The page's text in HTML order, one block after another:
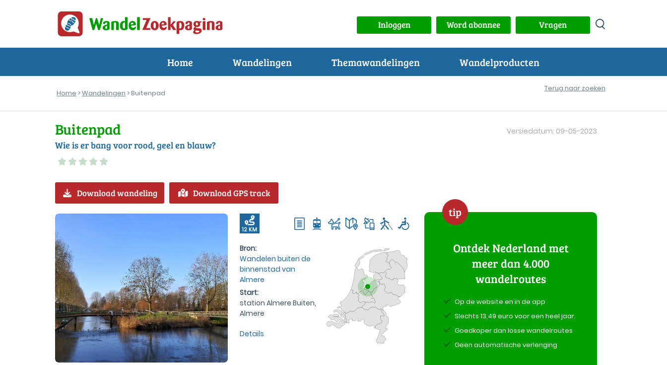
Inloggen Word abonnee Vragen
Home Wandelingen Themawandelingen Wandelproducten
Home >Wandelingen > Buitenpad
Terug naar zoeken
Buitenpad
Wie is er bang voor rood, geel en blauw?
Versiedatum: 09-05-2023
Download wandeling Download GPS track
12 KM
Bron:
Wandelen buiten de
binnenstad van
Almere
Start:
station Almere Buiten,
Almere
Details
tip
Ontdek Nederland met
meer dan 4.000
wandelroutes
Op de website en in de app
Slechts 13,49 euro voor een heel jaar.
Goedkoper dan losse wandelroutes
Geen automatische verlenging